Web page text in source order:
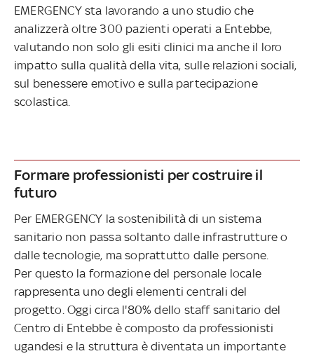
EMERGENCY sta lavorando a uno studio che
analizzerà oltre 300 pazienti operati a Entebbe,
valutando non solo gli esiti clinici ma anche il loro
impatto sulla qualità della vita, sulle relazioni sociali,
sul benessere emotivo e sulla partecipazione
scolastica.
Formare professionisti per costruire il
futuro
Per EMERGENCY la sostenibilità di un sistema
sanitario non passa soltanto dalle infrastrutture o
dalle tecnologie, ma soprattutto dalle persone.
Per questo la formazione del personale locale
rappresenta uno degli elementi centrali del
progetto. Oggi circa l'80% dello staff sanitario del
Centro di Entebbe è composto da professionisti
ugandesi e la struttura è diventata un importante